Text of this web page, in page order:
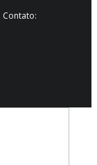
Contato: